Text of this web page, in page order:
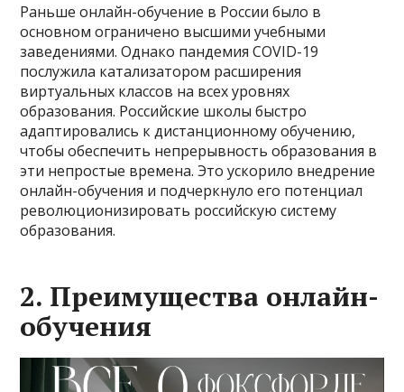
Раньше онлайн-обучение в России было в
основном ограничено высшими учебными
заведениями. Однако пандемия COVID-19
послужила катализатором расширения
виртуальных классов на всех уровнях
образования. Российские школы быстро
адаптировались к дистанционному обучению,
чтобы обеспечить непрерывность образования в
эти непростые времена. Это ускорило внедрение
онлайн-обучения и подчеркнуло его потенциал
революционизировать российскую систему
образования.
2. Преимущества онлайн-
обучения